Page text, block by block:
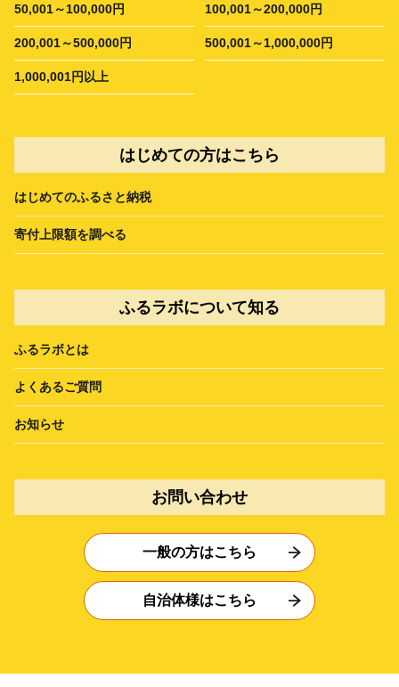
50,001～100,000円 100,001～200,000円
200,001～500,000円 500,001～1,000,000円
1,000,001円以上
はじめての方はこちら
はじめてのふるさと納税
寄付上限額を調べる
ふるラボについて知る
ふるラボとは
よくあるご質問
お知らせ
お問い合わせ
一般の方はこちら
自治体様はこちら